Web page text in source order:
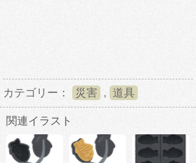
カテゴリー： 災害 , 道具
関連イラスト